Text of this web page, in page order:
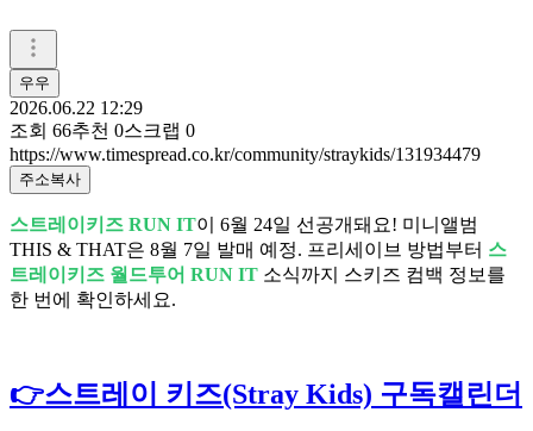
우우
2026.06.22 12:29
조회 66추천 0스크랩 0
https://www.timespread.co.kr/community/straykids/131934479
주소복사
스트레이키즈 RUN IT이 6월 24일 선공개돼요! 미니앨범
THIS & THAT은 8월 7일 발매 예정. 프리세이브 방법부터 스
트레이키즈 월드투어 RUN IT 소식까지 스키즈 컴백 정보를
한 번에 확인하세요.
👉스트레이 키즈(Stray Kids) 구독캘린더